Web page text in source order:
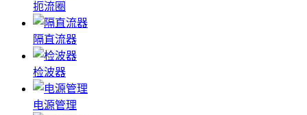
扼流圈
隔直流器
检波器
电源管理